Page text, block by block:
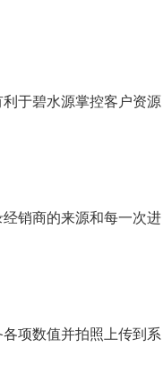
于碧水源掌控客户资源
销商的来源和每一次进
项数值并拍照上传到系